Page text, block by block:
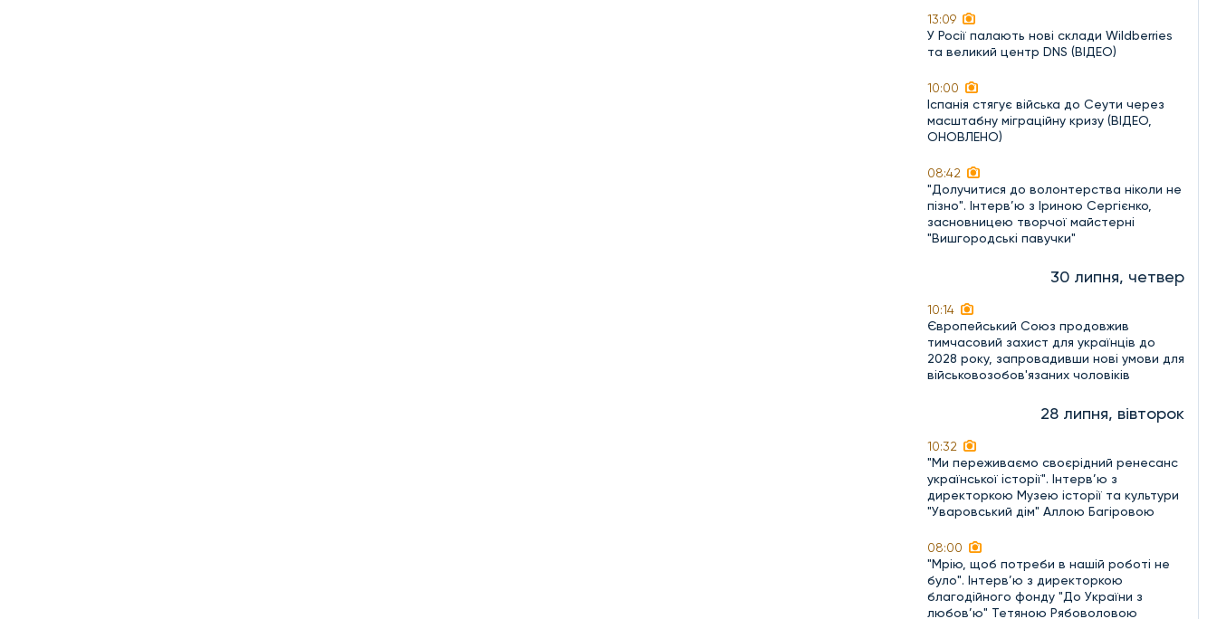
13:09
У Росії палають нові склади Wildberries
та великий центр DNS (ВІДЕО)
10:00
Іспанія стягує війська до Сеути через
масштабну міграційну кризу (ВІДЕО,
ОНОВЛЕНО)
08:42
"Долучитися до волонтерства ніколи не
пізно". Інтерв’ю з Іриною Сергієнко,
засновницею творчої майстерні
"Вишгородські павучки"
30 липня, четвер
10:14
Європейський Союз продовжив
тимчасовий захист для українців до
2028 року, запровадивши нові умови для
військовозобов'язаних чоловіків
28 липня, вівторок
10:32
"Ми переживаємо своєрідний ренесанс
української історії". Інтерв’ю з
директоркою Музею історії та культури
"Уваровський дім" Аллою Багіровою
08:00
"Мрію, щоб потреби в нашій роботі не
було". Інтерв’ю з директоркою
благодійного фонду "До України з
любов’ю" Тетяною Рябоволовою